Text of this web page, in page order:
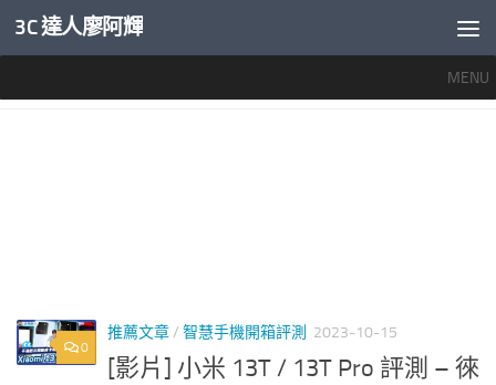
內文下方
3C 達人廖阿輝
MENU
0
推薦文章/ 智慧手機開箱評測 2023-10-15
[影片] 小米 13T / 13T Pro 評測 – 徠